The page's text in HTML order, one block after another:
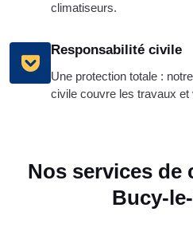
climatiseurs.
Responsabilité civile
Une protection totale :
civile couvre les travaux et
Nos services de
Bucy-